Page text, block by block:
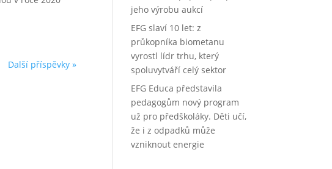
Další příspěvky »
jeho výrobu aukcí
EFG slaví 10 let: z
průkopníka biometanu
vyrostl lídr trhu, který
spoluvytváří celý sektor
EFG Educa představila
pedagogům nový program
už pro předškoláky. Děti učí,
že i z odpadků může
vzniknout energie